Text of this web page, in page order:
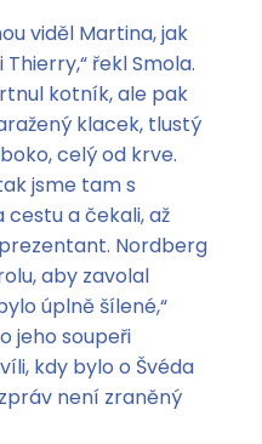
viděl Martina, jak
řekl Smola.
kotník, ale pak
klacek, tlustý
celý od krve.
jsme tam s
cestu a čekali, až
Nordberg
aby zavolal
úplně šílené,“
jeho soupeři
kdy bylo o Švéda
není zraněný